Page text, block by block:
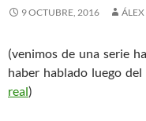
9 OCTUBRE, 2016
(venimos de una serie
haber hablado luego del
real)